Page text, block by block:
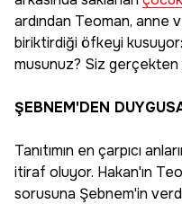
ardından Teoman, anne
biriktirdiği öfkeyi
musunuz? Siz
ŞEBNEM'DEN
Tanıtımın en çarpıcı
itiraf oluyor. Hakan'ın
sorusuna Şebnem'in